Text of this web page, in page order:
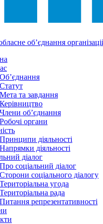
об’єднання
Об’єднання
Статут
Мета та завдання
Керівництво
Члени об’єднання
Робочі органи
Принципи діяльності
Напрямки діяльності
діалог
Про соціальний діалог
Сторони соціального діалогу
Територіальна угода
Територіальна рада
Питання репрезентативності